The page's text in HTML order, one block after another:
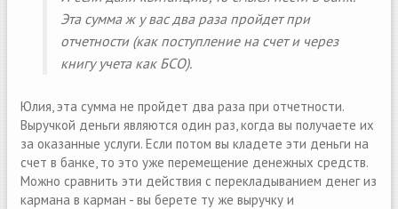
Эта сумма ж у вас два раза пройдет при
отчетности (как поступление на счет и через
книгу учета как БСО).
Юлия, эта сумма не пройдет два раза при отчетности.
Выручкой деньги являются один раз, когда вы получаете их
за оказанные услуги. Если потом вы кладете эти деньги на
счет в банке, то это уже перемещение денежных средств.
Можно сравнить эти действия с перекладыванием денег из
кармана в карман - вы берете ту же выручку и